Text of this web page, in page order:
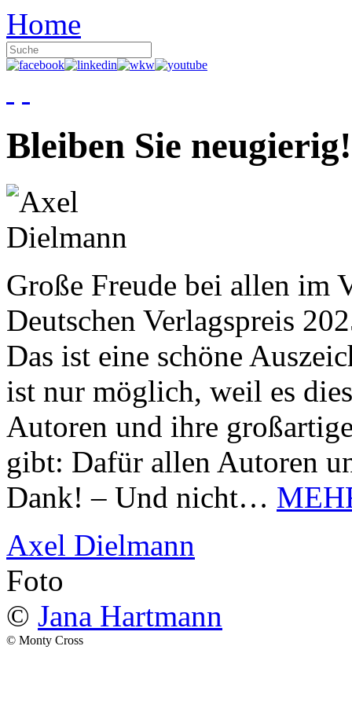
Home
Bleiben Sie neugierig!
Große Freude bei allen im
Deutschen Verlagspreis
Das ist eine schöne
ist nur möglich, weil es
Autoren und ihre
gibt: Dafür allen Autoren
Dank! – Und nicht…
Axel Dielmann
Foto
© Jana Hartmann
© Monty Cross